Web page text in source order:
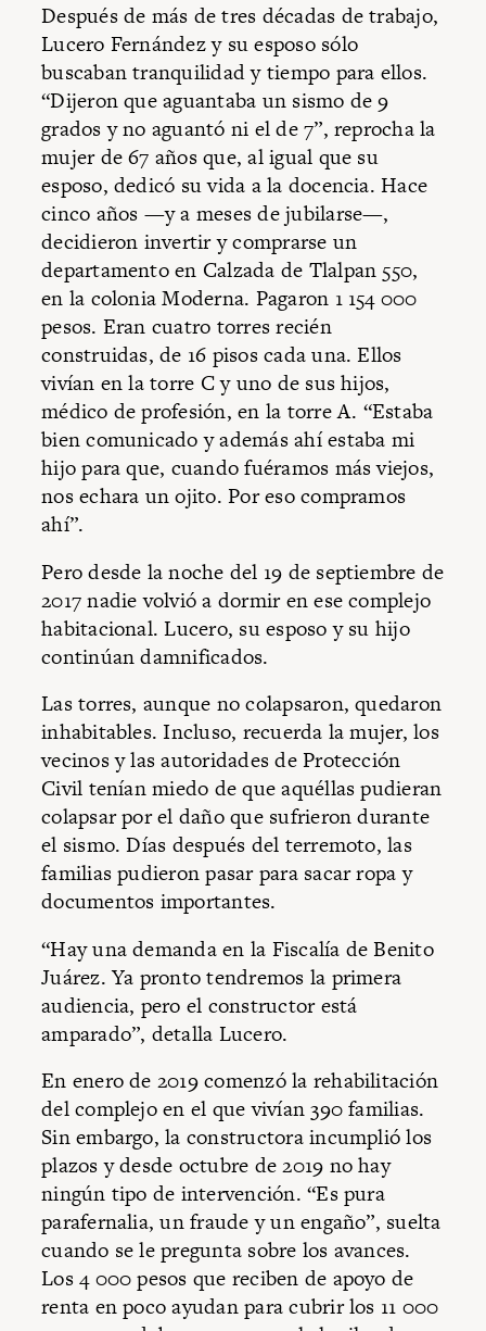
Después de más de tres décadas de trabajo,
Lucero Fernández y su esposo sólo
buscaban tranquilidad y tiempo para ellos.
“Dijeron que aguantaba un sismo de 9
grados y no aguantó ni el de 7”, reprocha la
mujer de 67 años que, al igual que su
esposo, dedicó su vida a la docencia. Hace
cinco años —y a meses de jubilarse—,
decidieron invertir y comprarse un
departamento en Calzada de Tlalpan 550,
en la colonia Moderna. Pagaron 1 154 000
pesos. Eran cuatro torres recién
construidas, de 16 pisos cada una. Ellos
vivían en la torre C y uno de sus hijos,
médico de profesión, en la torre A. “Estaba
bien comunicado y además ahí estaba mi
hijo para que, cuando fuéramos más viejos,
nos echara un ojito. Por eso compramos
ahí”.
Pero desde la noche del 19 de septiembre de
2017 nadie volvió a dormir en ese complejo
habitacional. Lucero, su esposo y su hijo
continúan damnificados.
Las torres, aunque no colapsaron, quedaron
inhabitables. Incluso, recuerda la mujer, los
vecinos y las autoridades de Protección
Civil tenían miedo de que aquéllas pudieran
colapsar por el daño que sufrieron durante
el sismo. Días después del terremoto, las
familias pudieron pasar para sacar ropa y
documentos importantes.
“Hay una demanda en la Fiscalía de Benito
Juárez. Ya pronto tendremos la primera
audiencia, pero el constructor está
amparado”, detalla Lucero.
En enero de 2019 comenzó la rehabilitación
del complejo en el que vivían 390 familias.
Sin embargo, la constructora incumplió los
plazos y desde octubre de 2019 no hay
ningún tipo de intervención. “Es pura
parafernalia, un fraude y un engaño”, suelta
cuando se le pregunta sobre los avances.
Los 4 000 pesos que reciben de apoyo de
renta en poco ayudan para cubrir los 11 000